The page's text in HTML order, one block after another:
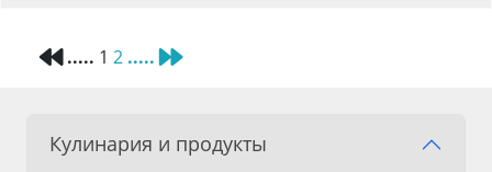
..... 1 2 .....
Кулинария и продукты